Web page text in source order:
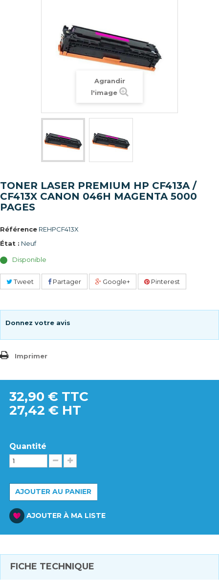
Agrandir
l'image
TONER LASER PREMIUM HP CF413A /
CF413X CANON 046H MAGENTA 5000
PAGES
Référence REHPCF413X
État : Neuf
Disponible
Tweet Partager Google+ Pinterest
Donnez votre avis
Imprimer
32,90 € TTC
27,42 € HT
Quantité
AJOUTER AU PANIER
AJOUTER À MA LISTE
FICHE TECHNIQUE